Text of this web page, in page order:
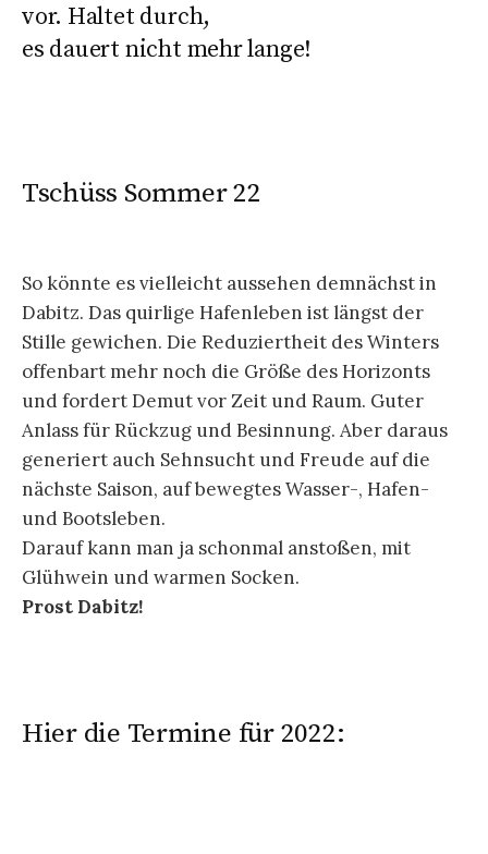
vor. Haltet durch,
es dauert nicht mehr lange!
Tschüss Sommer 22
So könnte es vielleicht aussehen demnächst in
Dabitz. Das quirlige Hafenleben ist längst der
Stille gewichen. Die Reduziertheit des Winters
offenbart mehr noch die Größe des Horizonts
und fordert Demut vor Zeit und Raum. Guter
Anlass für Rückzug und Besinnung. Aber daraus
generiert auch Sehnsucht und Freude auf die
nächste Saison, auf bewegtes Wasser-, Hafen-
und Bootsleben.
Darauf kann man ja schonmal anstoßen, mit
Glühwein und warmen Socken.
Prost Dabitz!
Hier die Termine für 2022: